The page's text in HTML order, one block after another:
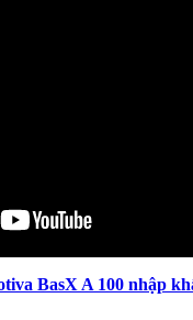
BasX A 100 nhập